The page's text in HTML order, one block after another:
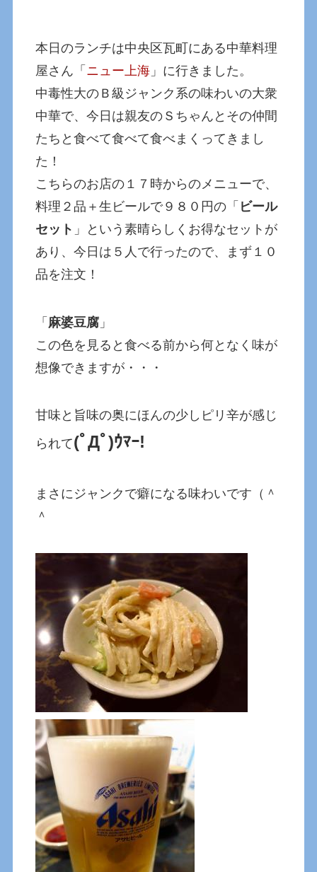
本日のランチは中央区瓦町にある中華料理
屋さん「 ニュー上海 」に行きました。
中毒性大のＢ級ジャンク系の味わいの大衆
中華で、今日は親友のＳちゃんとその仲間
たちと食べて食べて食べまくってきまし
た！
こちらのお店の１７時からのメニューで、
料理２品＋生ビールで９８０円の「 ビール
セット 」という素晴らしくお得なセットが
あり、今日は５人で行ったので、まず１０
品を注文！
「 麻婆豆腐 」
この色を見ると食べる前から何となく味が
想像できますが・・・
甘味と旨味の奥にほんの少しピリ辛が感じ
られて(ﾟДﾟ)ｳﾏｰ!
まさにジャンクで癖になる味わいです（＾
＾